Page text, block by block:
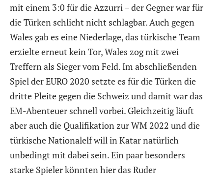
mit einem 3:0 für die Azzurri – der Gegner war für
die Türken schlicht nicht schlagbar. Auch gegen
Wales gab es eine Niederlage, das türkische Team
erzielte erneut kein Tor, Wales zog mit zwei
Treffern als Sieger vom Feld. Im abschließenden
Spiel der EURO 2020 setzte es für die Türken die
dritte Pleite gegen die Schweiz und damit war das
EM-Abenteuer schnell vorbei. Gleichzeitig läuft
aber auch die Qualifikation zur WM 2022 und die
türkische Nationalelf will in Katar natürlich
unbedingt mit dabei sein. Ein paar besonders
starke Spieler könnten hier das Ruder